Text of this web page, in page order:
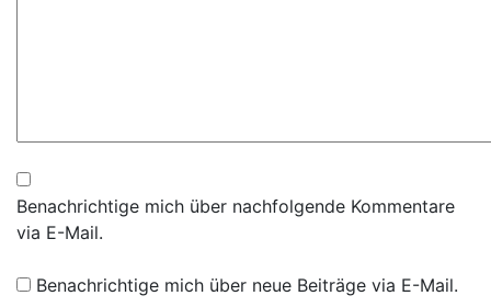
Benachrichtige mich über nachfolgende Kommentare
via E-Mail.
Benachrichtige mich über neue Beiträge via E-Mail.